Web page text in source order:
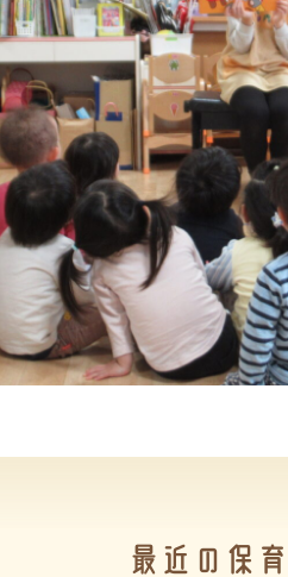
最近の保
施設の紹介
情報公開